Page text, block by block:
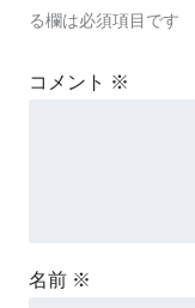
る欄は必須項目です
コメント ※
名前 ※